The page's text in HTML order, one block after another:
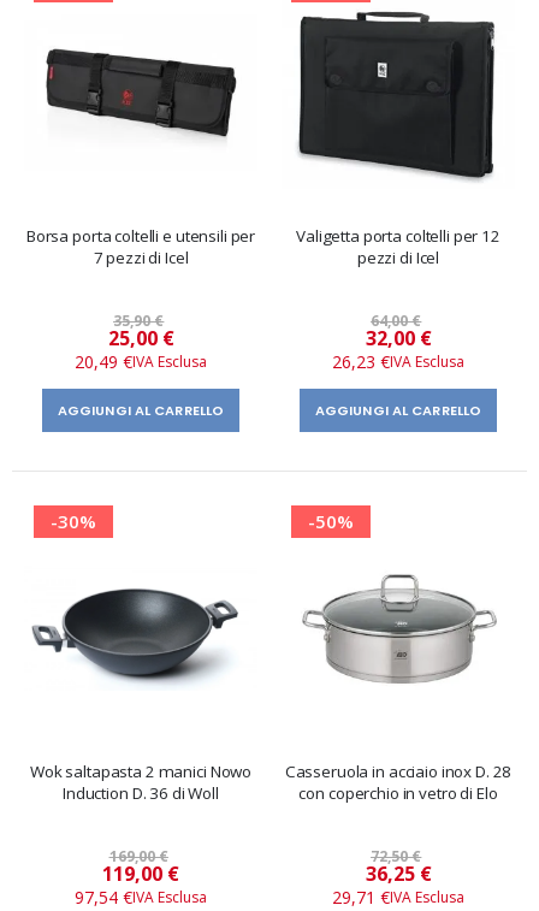
Borsa porta coltelli e utensili per
7 pezzi di Icel
35,90 €
Prezzo
speciale
25,00 €
20,49 €
AGGIUNGI AL CARRELLO
Valigetta porta coltelli per 12
pezzi di Icel
64,00 €
Prezzo
speciale
32,00 €
26,23 €
AGGIUNGI AL CARRELLO
-30%
Wok saltapasta 2 manici Nowo
Induction D. 36 di Woll
169,00 €
Prezzo
speciale
119,00 €
97,54 €
-50%
Casseruola in acciaio inox D. 28
con coperchio in vetro di Elo
72,50 €
Prezzo
speciale
36,25 €
29,71 €